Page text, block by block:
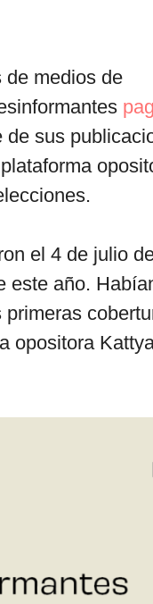
de medios de
de sus
el 4 de julio
este año.
opositora